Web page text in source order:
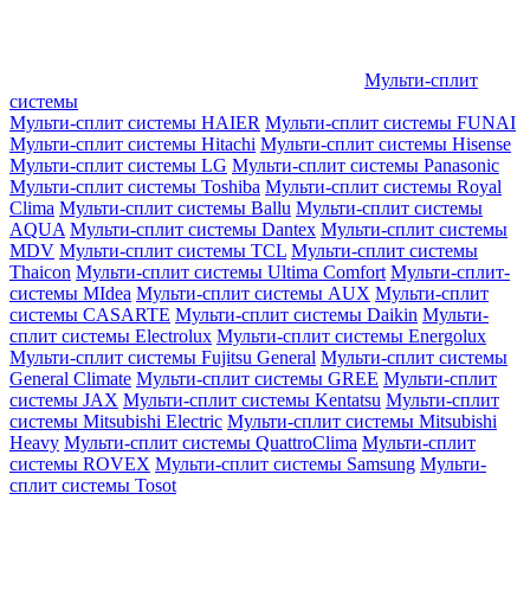
Мульти-сплит
системы
Мульти-сплит системы HAIER Мульти-сплит системы FUNAI
Мульти-сплит системы Hitachi Мульти-сплит системы Hisense
Мульти-сплит системы LG Мульти-сплит системы Panasonic
Мульти-сплит системы Toshiba Мульти-сплит системы Royal
Clima Мульти-сплит системы Ballu Мульти-сплит системы
AQUA Мульти-сплит системы Dantex Мульти-сплит системы
MDV Мульти-сплит системы TCL Мульти-сплит системы
Thaicon Мульти-сплит системы Ultima Comfort Мульти-сплит-
системы MIdea Мульти-сплит системы AUX Мульти-сплит
системы CASARTE Мульти-сплит системы Daikin Мульти-
сплит системы Electrolux Мульти-сплит системы Energolux
Мульти-сплит системы Fujitsu General Мульти-сплит системы
General Climate Мульти-сплит системы GREE Мульти-сплит
системы JAX Мульти-сплит системы Kentatsu Мульти-сплит
системы Mitsubishi Electric Мульти-сплит системы Mitsubishi
Heavy Мульти-сплит системы QuattroClima Мульти-сплит
системы ROVEX Мульти-сплит системы Samsung Мульти-
сплит системы Tosot